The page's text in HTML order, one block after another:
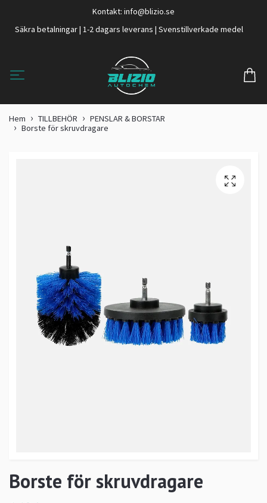
Kontakt: info@blizio.se
Säkra betalningar | 1-2 dagars leverans | Svenstillverkade medel
Hem TILLBEHÖR
PENSLAR & BORSTAR
Borste för skruvdragare
Borste för skruvdragare